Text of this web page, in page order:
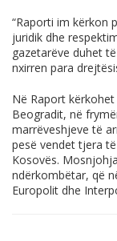
“Raporti im kërkon
juridik dhe
gazetarëve duhet
nxirren para
Në Raport
Beogradit, në
marrëveshjeve të
pesë vendet tjera
Kosovës.
ndërkombëtar, që
Europolit dhe